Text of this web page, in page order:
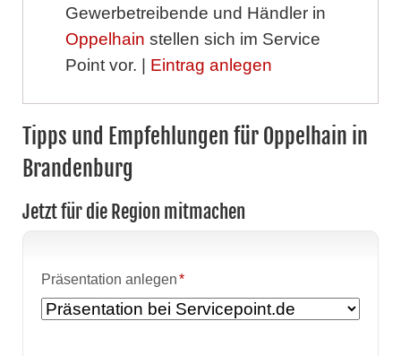
Gewerbetreibende und Händler in
Oppelhain stellen sich im Service
Point vor. | Eintrag anlegen
Tipps und Empfehlungen für Oppelhain in
Brandenburg
Jetzt für die Region mitmachen
Pflichtfeld
Präsentation anlegen*